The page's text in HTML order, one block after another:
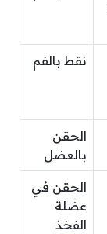
نقط بالفم
الحقن
بالعضل
الحقن في
عضلة
الفخذ